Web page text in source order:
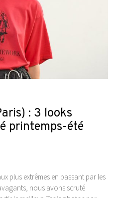
: 3 looks
printemps-été
plus extrêmes en passant par les
nous avons scruté